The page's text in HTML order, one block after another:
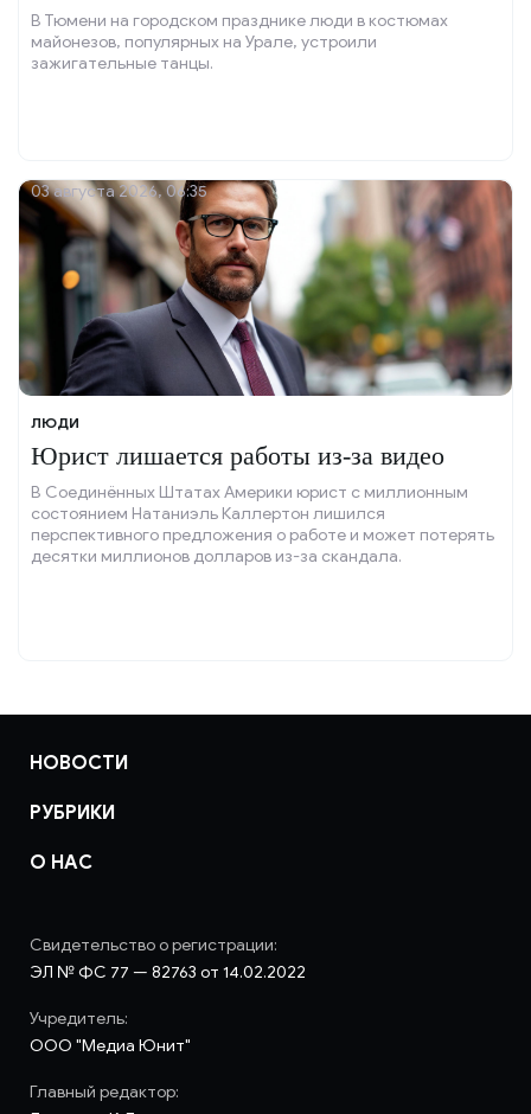
В Тюмени на городском празднике люди в костюмах
майонезов, популярных на Урале, устроили
зажигательные танцы.
ЛЮДИ
Юрист лишается работы из-за видео
В Соединённых Штатах Америки юрист с миллионным
состоянием Натаниэль Каллертон лишился
перспективного предложения о работе и может потерять
десятки миллионов долларов из-за скандала.
03 августа 2026, 06:35
НОВОСТИ
РУБРИКИ
О НАС
Свидетельство о регистрации:
ЭЛ № ФС 77 — 82763 от 14.02.2022
Учредитель:
ООО "Медиа Юнит"
Главный редактор: